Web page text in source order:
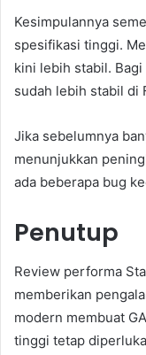
Kesimpulannya
spesifikasi tinggi.
kini lebih stabil. Bagi
sudah lebih stabil di
Jika sebelumnya
menunjukkan
ada beberapa bug
Penutup
Review performa
memberikan
modern membuat
tinggi tetap